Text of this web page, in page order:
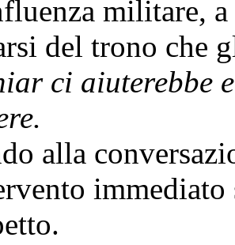
militare,
del trono che
ci aiuterebbe
alla
immediato